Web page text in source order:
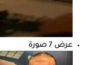
عرض 7 صورة